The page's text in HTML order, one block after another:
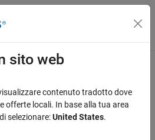
di navigazione
was this information?
sito web
contenuto tradotto dove
offerte locali. In base alla tua area
selezionare:United States.